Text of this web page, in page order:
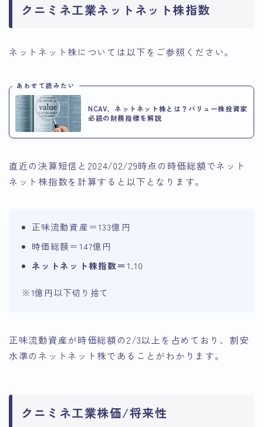
クニミネ工業ネットネット株指数
ネットネット株については以下をご参照ください。
あわせて読みたい
NCAV、ネットネット株とは？バリュー株投資家
必読の財務指標を解説
直近の決算短信と2024/02/29時点の時価総額でネット
ネット株指数を計算すると以下となります。
正味流動資産＝133億円
時価総額＝147億円
ネットネット株指数＝1.10
※1億円以下切り捨て
正味流動資産が時価総額の2/3以上を占めており、割安
水準のネットネット株であることがわかります。
クニミネ工業株価/将来性